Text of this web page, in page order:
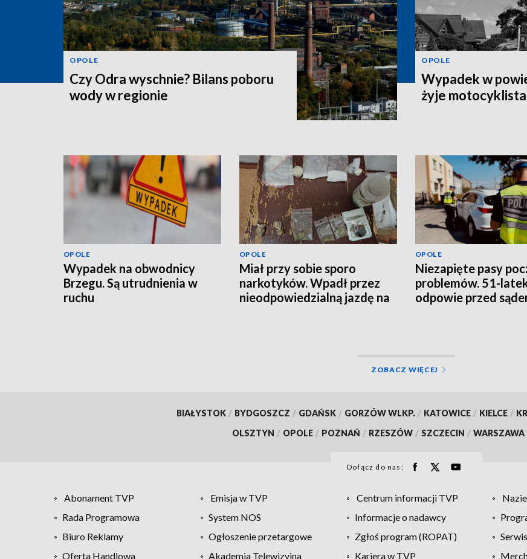
OPOLE
Czy Odra wyschnie? Bilans poboru
wody w regionie
OPOLE
Wypadek w
żyje motocyklista
OPOLE
Wypadek na obwodnicy
Brzegu. Są utrudnienia w
ruchu
OPOLE
Miał przy sobie sporo
narkotyków. Wpadł przez
nieodpowiedzialną jazdę na
OPOLE
Niezapięte pasy
problemów. 51-
odpowie przed
ZOBACZ WIĘCEJ
BIAŁYSTOK / BYDGOSZCZ / GDAŃSK / GORZÓW WLKP. / KATOWICE / KIELCE /
OLSZTYN / OPOLE / POZNAŃ / RZESZÓW / SZCZECIN / WARSZAWA
Dołącz do nas:
Abonament TVP Emisja w TVP Centrum informacji TVP
Rada Programowa
System NOS Informacje o nadawcy
Biuro Reklamy
Ogłoszenie przetargowe Zgłoś program (ROPAT)
Oferta Handlowa
Akademia Telewizyjna Kariera w TVP